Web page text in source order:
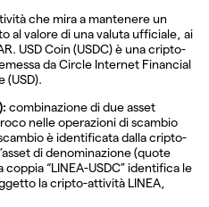
che mira a mantenere un
al valore di una valuta ufficiale, ai
USD Coin (USDC) è una cripto-
da Circle Internet Financial
(USD).
combinazione di due asset
nelle operazioni di scambio
è identificata dalla cripto-
di denominazione (quote
“LINEA-USDC” identifica le
la cripto-attività LINEA,